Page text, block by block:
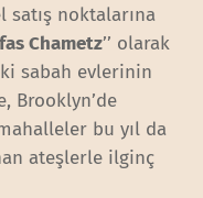
satış noktalarına
Chametz’’ olarak
sabah evlerinin
Brooklyn’de
bu yıl da
ateşlerle ilginç